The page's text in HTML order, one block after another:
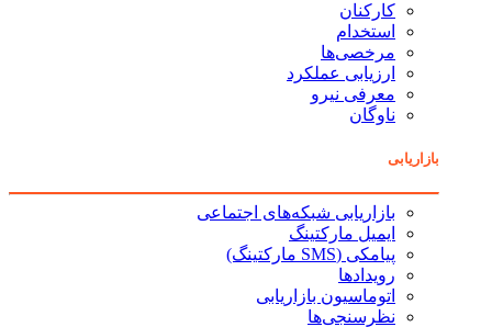
کارکنان
استخدام
مرخصی‌ها
ارزیابی عملکرد
معرفی نیرو
ناوگان
بازاریابی
بازاریابی شبکه‌های اجتماعی
ایمیل مارکتینگ
پیامکی (SMS مارکتینگ)
رویدادها
اتوماسیون بازاریابی
نظرسنجی‌ها